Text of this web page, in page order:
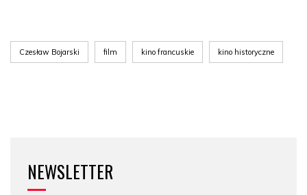
Czesław Bojarski film kino francuskie kino historyczne
NEWSLETTER